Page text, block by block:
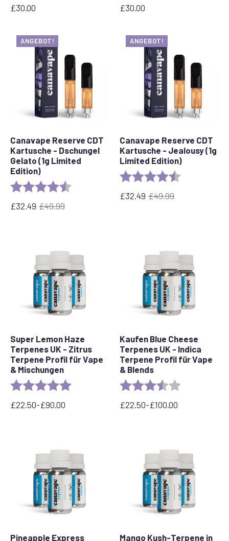
£30.00 £30.00
ANGEBOT!
Canavape Reserve CDT
Kartusche - Dschungel
Gelato (1g Limited
Edition)
Bewertung: 4,7 von 5 Sternen
£49.99
Ursprünglicher
£32.49
Der
ANGEBOT!
Canavape Reserve CDT
Kartusche - Jealousy (1g
Limited Edition)
Bewertung:
£49.99
Ursprünglicher
£32.49
Der
Super Lemon Haze
Terpenes UK - Zitrus
Terpene Profil für Vape
& Mischungen
Bewertung: 5.0 out of 5 stars
£22.50-£90.00
Preisspanne:
Kaufen Blue Cheese
Terpenes UK - Indica
Terpene Profil für Vape
& Blends
Bewertung:
£22.50-£100.00
Preisspanne:
Pineapple Express Mango Kush-Terpene in